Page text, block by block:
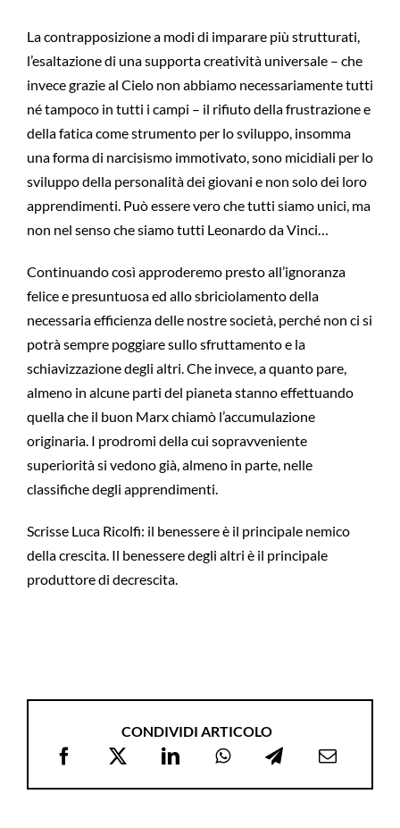
La contrapposizione a modi di imparare più strutturati,
l’esaltazione di una supporta creatività universale – che
invece grazie al Cielo non abbiamo necessariamente tutti
né tampoco in tutti i campi – il rifiuto della frustrazione e
della fatica come strumento per lo sviluppo, insomma
una forma di narcisismo immotivato, sono micidiali per lo
sviluppo della personalità dei giovani e non solo dei loro
apprendimenti. Può essere vero che tutti siamo unici, ma
non nel senso che siamo tutti Leonardo da Vinci…
Continuando così approderemo presto all’ignoranza
felice e presuntuosa ed allo sbriciolamento della
necessaria efficienza delle nostre società, perché non ci si
potrà sempre poggiare sullo sfruttamento e la
schiavizzazione degli altri. Che invece, a quanto pare,
almeno in alcune parti del pianeta stanno effettuando
quella che il buon Marx chiamò l’accumulazione
originaria. I prodromi della cui sopravveniente
superiorità si vedono già, almeno in parte, nelle
classifiche degli apprendimenti.
Scrisse Luca Ricolfi: il benessere è il principale nemico
della crescita. Il benessere degli altri è il principale
produttore di decrescita.
CONDIVIDI ARTICOLO